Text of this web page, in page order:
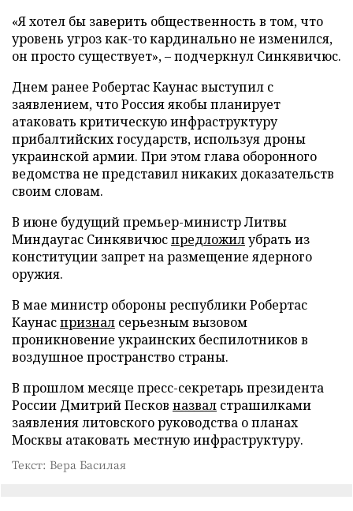
«Я хотел бы заверить общественность в том, что
уровень угроз как-то кардинально не изменился,
он просто существует», – подчеркнул Синкявичюс.
Днем ранее Робертас Каунас выступил с
заявлением, что Россия якобы планирует
атаковать критическую инфраструктуру
прибалтийских государств, используя дроны
украинской армии. При этом глава оборонного
ведомства не представил никаких доказательств
своим словам.
В июне будущий премьер-министр Литвы
Миндаугас Синкявичюспредложилубрать из
конституции запрет на размещение ядерного
оружия.
В мае министр обороны республики Робертас
Каунаспризнал серьезным вызовом
проникновение украинских беспилотников в
воздушное пространство страны.
В прошлом месяце пресс-секретарь президента
России Дмитрий Песков назвал страшилками
заявления литовского руководства о планах
Москвы атаковать местную инфраструктуру.
Текст: Вера Басилая